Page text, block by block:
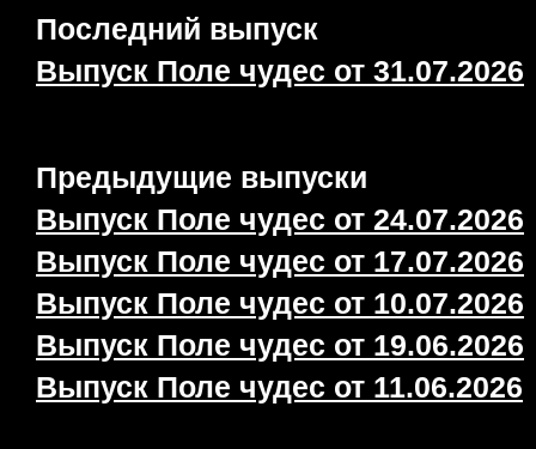
Последний выпуск
Выпуск Поле чудес от 31.07.2026
Предыдущие выпуски
Выпуск Поле чудес от 24.07.2026
Выпуск Поле чудес от 17.07.2026
Выпуск Поле чудес от 10.07.2026
Выпуск Поле чудес от 19.06.2026
Выпуск Поле чудес от 11.06.2026